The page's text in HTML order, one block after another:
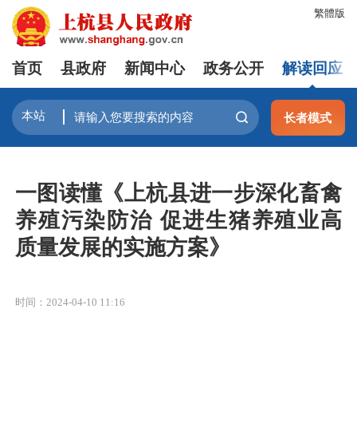
繁體版
首页 县政府 新闻中心 政务公开 解读回应
长者模式
一图读懂《上杭县进一步深化畜禽
养殖污染防治 促进生猪养殖业高
质量发展的实施方案》
时间：2024-04-10 11:16